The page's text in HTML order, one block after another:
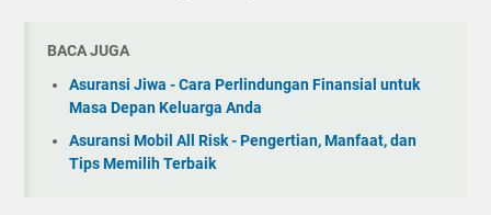
BACA JUGA
Asuransi Jiwa - Cara Perlindungan Finansial untuk
Masa Depan Keluarga Anda
Asuransi Mobil All Risk - Pengertian, Manfaat, dan
Tips Memilih Terbaik